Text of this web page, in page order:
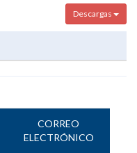
Descargas
CORREO
ELECTRÓNICO